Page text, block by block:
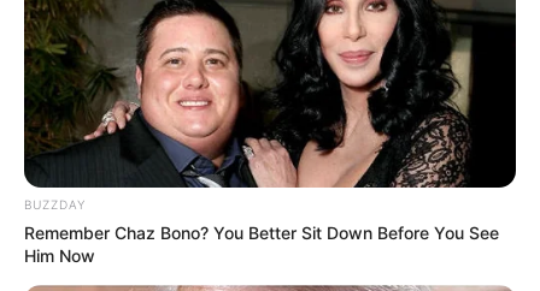
meghatározhatja.
BUZZDAY
Remember Chaz Bono? You Better Sit Down Before You See
Him Now